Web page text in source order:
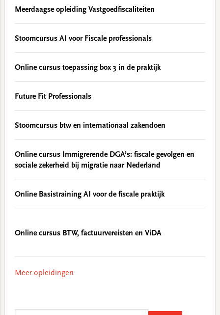
Meerdaagse opleiding Vastgoedfiscaliteiten
Stoomcursus AI voor Fiscale professionals
Online cursus toepassing box 3 in de praktijk
Future Fit Professionals
Stoomcursus btw en internationaal zakendoen
Online cursus Immigrerende DGA’s: fiscale gevolgen en
sociale zekerheid bij migratie naar Nederland
Online Basistraining AI voor de fiscale praktijk
Online cursus BTW, factuurvereisten en ViDA
Meer opleidingen